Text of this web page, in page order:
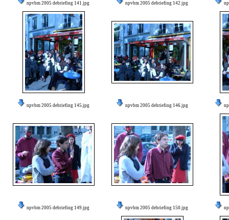
npvbm 2005 debriefing 141.jpg npvbm 2005 debriefing 142.jpg
npvbm 2005 debriefing 145.jpg npvbm 2005 debriefing 146.jpg
npvbm 2005 debriefing 149.jpg npvbm 2005 debriefing 150.jpg